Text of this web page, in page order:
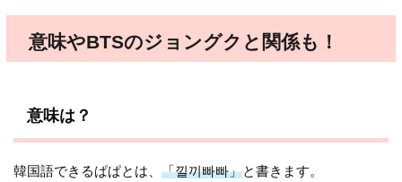
意味やBTSのジョングクと関係も！
意味は？
韓国語できるぱぱとは、「낄끼빠빠」と書きます。